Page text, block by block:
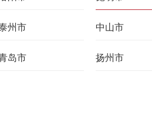
州市 中山市
岛市 扬州市